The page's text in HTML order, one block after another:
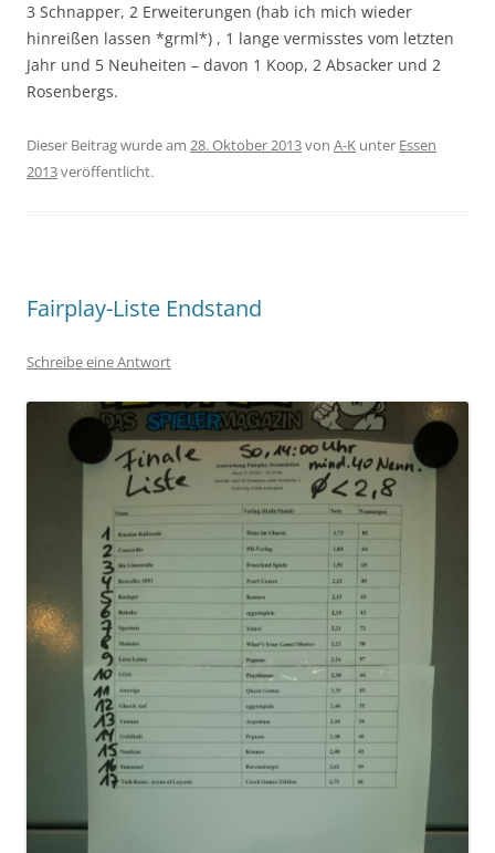
3 Schnapper, 2 Erweiterungen (hab ich mich wieder
hinreißen lassen *grml*) , 1 lange vermisstes vom letzten
Jahr und 5 Neuheiten – davon 1 Koop, 2 Absacker und 2
Rosenbergs.
Dieser Beitrag wurde am 28. Oktober 2013von A-K unter Essen
2013veröffentlicht.
Fairplay-Liste Endstand
Schreibe eine Antwort